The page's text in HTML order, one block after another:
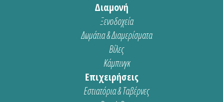
Διαμονή
Ξενοδοχεία
Δωμάτια & Διαμερίσματα
Βίλες
Κάμπινγκ
Επιχειρήσεις
Εστιατόρια & Ταβέρνες